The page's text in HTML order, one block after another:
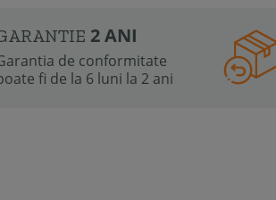
2 ANI
de conformitate
fi de la 6 luni la 2 ani